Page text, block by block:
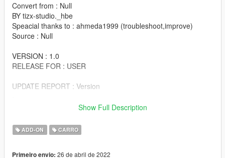
Convert from : Null
BY tizx-studio._hbe
Speacial thanks to : ahmeda1999 (troubleshoot,improve)
Source : Null
VERSION : 1.0
RELEASE FOR : USER
UPDATE REPORT : Version
Option : Korean plate option
Paint :
Show Full Description
ADD-ON CARRO
Primeiro envio: 26 de abril de 2022